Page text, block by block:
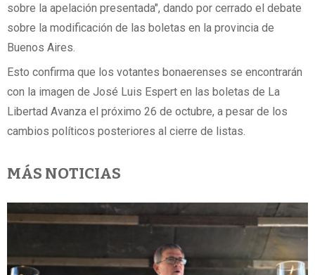
sobre la apelación presentada", dando por cerrado el debate
sobre la modificación de las boletas en la provincia de
Buenos Aires.
Esto confirma que los votantes bonaerenses se encontrarán
con la imagen de José Luis Espert en las boletas de La
Libertad Avanza el próximo 26 de octubre, a pesar de los
cambios políticos posteriores al cierre de listas.
MÁS NOTICIAS